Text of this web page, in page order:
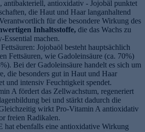
antibakteriell, antioxidativ - Jojobäl punktet
die Haut und Haar langanhaltend
für die besondere Wirkung des
Inhaltsstoffe, die das Wachs zu
Essential machen.
Jojobaöl besteht hauptsächlich
Fettsäuren, wie Gadoleinsäure (ca. 70%)
Bei der Gadoleinsäure handelt es sich um
die besonders gut in Haut und Haar
und intensiv Feuchtigkeit spendet.
A fördert das Zellwachstum, regeneriert
bei und stärkt dadurch die
wirkt Pro-Vitamin A antioxidativ
freien Radikalen.
ebenfalls eine antioxidative Wirkung